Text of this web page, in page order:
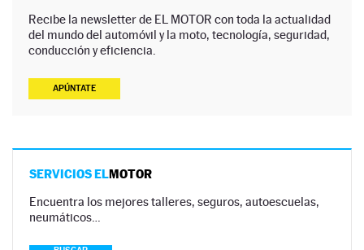
Recibe la newsletter de EL MOTOR con toda la actualidad
del mundo del automóvil y la moto, tecnología, seguridad,
conducción y eficiencia.
APÚNTATE
SERVICIOS ELMOTOR
Encuentra los mejores talleres, seguros, autoescuelas,
neumáticos…